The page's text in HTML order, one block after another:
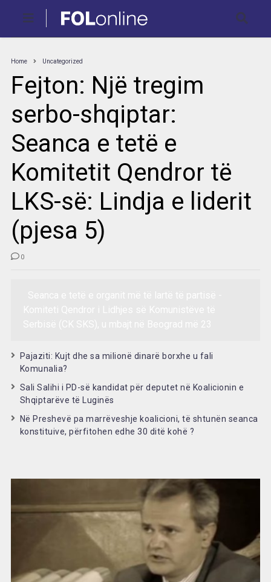
Home Uncategorized
Fejton: Një tregim
serbo-shqiptar:
Seanca e tetë e
Komitetit Qendror të
LKS-së: Lindja e liderit
(pjesa 5)
0
Pajaziti: Kujt dhe sa milionë dinarë borxhe u fali
Komunalia?
Sali Salihi i PD-së kandidat për deputet në Koalicionin e
Shqiptarëve të Luginës
Në Preshevë pa marrëveshje koalicioni, të shtunën seanca
konstituive, përfitohen edhe 30 ditë kohë ?